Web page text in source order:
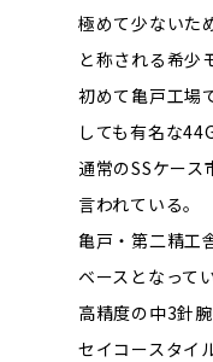
極めて少ないた
と称される希少
初めて亀戸工場
しても有名な
通常のSSケー
言われている。
亀戸・第二精工
ベースとなって
高精度の中3針
セイコースタイ